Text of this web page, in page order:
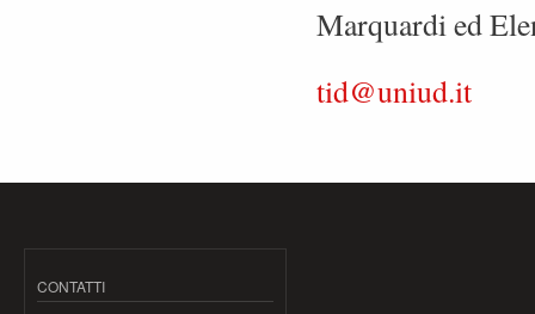
Marquardi ed
tid@uniud.it
CONTATTI